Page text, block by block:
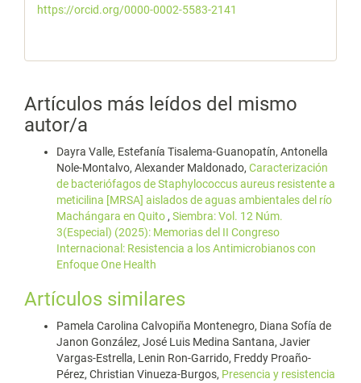
https://orcid.org/0000-0002-5583-2141
Artículos más leídos del mismo
autor/a
Dayra Valle, Estefanía Tisalema-Guanopatín, Antonella
Nole-Montalvo, Alexander Maldonado, Caracterización
de bacteriófagos de Staphylococcus aureus resistente a
meticilina [MRSA] aislados de aguas ambientales del río
Machángara en Quito , Siembra: Vol. 12 Núm.
3(Especial) (2025): Memorias del II Congreso
Internacional: Resistencia a los Antimicrobianos con
Enfoque One Health
Artículos similares
Pamela Carolina Calvopiña Montenegro, Diana Sofía de
Janon González, José Luis Medina Santana, Javier
Vargas-Estrella, Lenin Ron-Garrido, Freddy Proaño-
Pérez, Christian Vinueza-Burgos, Presencia y resistencia